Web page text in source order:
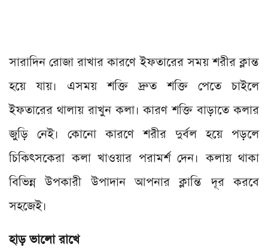
সারাদিন রোজা রাখার কারণে ইফতারের সময় শরীর ক্লান্ত
হয়ে যায়। এসময় শক্তি দ্রুত শক্তি পেতে চাইলে
ইফতারের থালায় রাখুন কলা। কারণ শক্তি বাড়াতে কলার
জুড়ি নেই। কোনো কারণে শরীর দুর্বল হয়ে পড়লে
চিকিৎসকেরা কলা খাওয়ার পরামর্শ দেন। কলায় থাকা
বিভিন্ন উপকারী উপাদান আপনার ক্লান্তি দূর করবে
সহজেই।
হাড় ভালো রাখে